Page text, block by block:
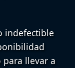
indefectible
para llevar a